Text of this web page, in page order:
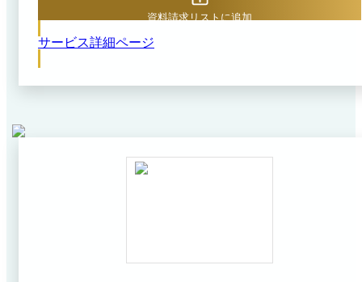
※出典：ネクスウェイの本人確認ソリューション公式
HP（2026年6月1日閲覧）
具体的には、撮影画面にガイド用のフレームやわかりや
すい指示テキストを表示することで、スムーズに必要な
書類や顔写真の提出が可能です。サービス画面の文言や
サービス詳細ページ
資料請求リストに追加